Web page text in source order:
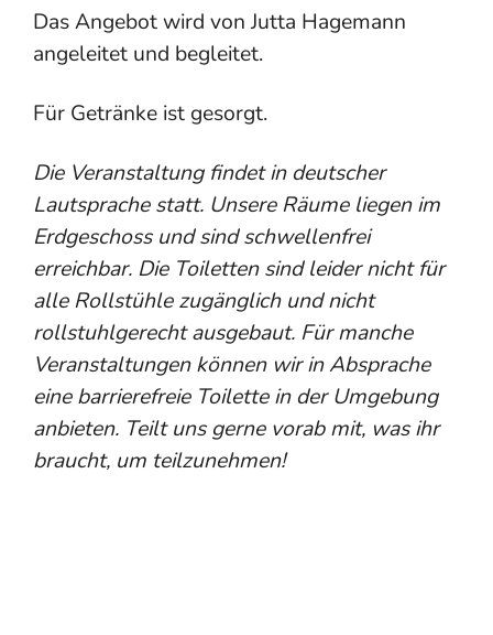
Das Angebot wird von Jutta Hagemann
angeleitet und begleitet.
Für Getränke ist gesorgt.
Die Veranstaltung findet in deutscher
Lautsprache statt. Unsere Räume liegen im
Erdgeschoss und sind schwellenfrei
erreichbar. Die Toiletten sind leider nicht für
alle Rollstühle zugänglich und nicht
rollstuhlgerecht ausgebaut. Für manche
Veranstaltungen können wir in Absprache
eine barrierefreie Toilette in der Umgebung
anbieten. Teilt uns gerne vorab mit, was ihr
braucht, um teilzunehmen!